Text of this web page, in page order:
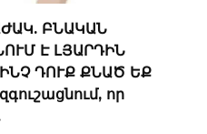
ԲՆԱԿԱՆ
Է ԼՅԱՐԴԻՆ
ԴՈՒՔ ՔՆԱԾ ԵՔ
որ